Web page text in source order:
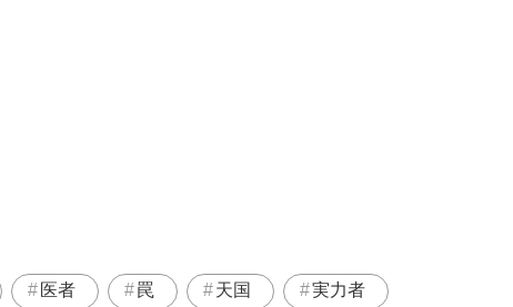
医者 罠 天国 実力者